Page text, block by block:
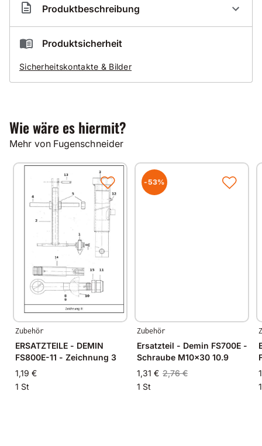
Artikelnummer DX581100
Produktbeschreibung
Ersatzteile - Demin FS800E-11 - Zeichnung 5
Produktsicherheit
Sicherheitskontakte & Bilder
Wie wäre es hiermit?
Mehr von Fugenschneider
Zubehör
ERSATZTEILE - DEMIN
FS800E-11 - Zeichnung 3
1,19 €
1 St
-53%
Zubehör
Ersatzteil - Demin FS700E -
Schraube M10x30 10.9
1,31 € 2,76 €
1 St